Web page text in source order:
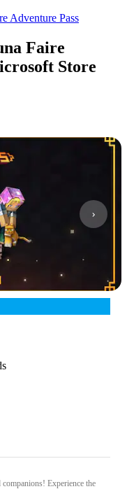
Adventure Pass
Faire
Store
Experience the